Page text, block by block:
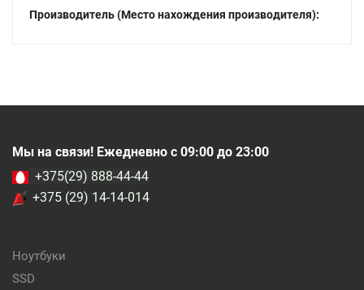
Производитель (Место нахождения производителя):
Мы на связи! Ежедневно с 09:00 до 23:00
+375(29) 888-44-44
+375 (29) 14-14-014
Ноутбуки
SSD